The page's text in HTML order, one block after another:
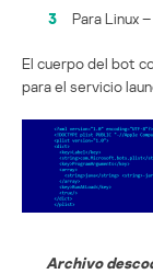
3
Para Linux
El cuerpo del bot
para el servicio
Archivo